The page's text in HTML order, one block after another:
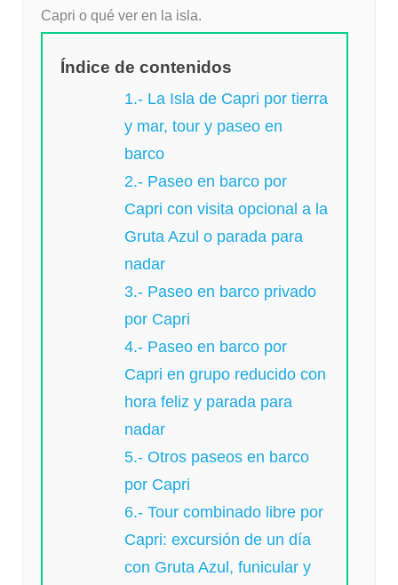
Capri o qué ver en la isla.
Índice de contenidos
1.- La Isla de Capri por tierra
y mar, tour y paseo en
barco
2.- Paseo en barco por
Capri con visita opcional a la
Gruta Azul o parada para
nadar
3.- Paseo en barco privado
por Capri
4.- Paseo en barco por
Capri en grupo reducido con
hora feliz y parada para
nadar
5.- Otros paseos en barco
por Capri
6.- Tour combinado libre por
Capri: excursión de un día
con Gruta Azul, funicular y